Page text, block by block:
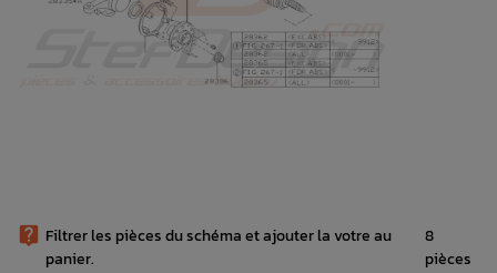
 Filtrer les pièces du schéma et ajouter la votre au
panier.
8
pièces